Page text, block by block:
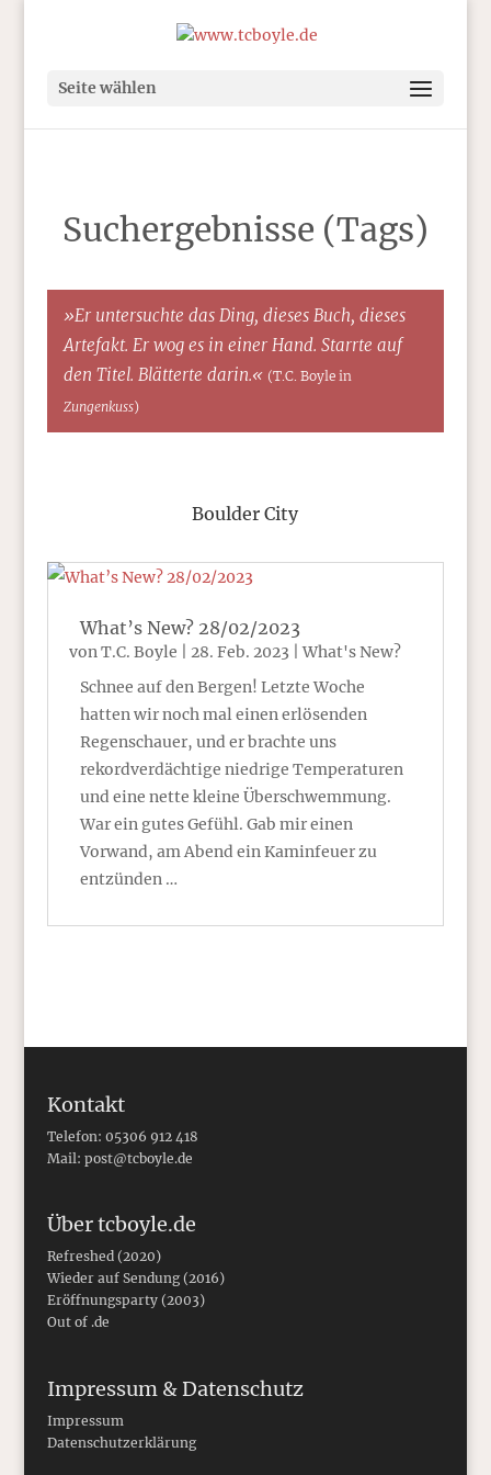
Seite wählen
Suchergebnisse (Tags)
»Er untersuchte das Ding, dieses Buch, dieses
Artefakt. Er wog es in einer Hand. Starrte auf
den Titel. Blätterte darin.« (T.C. Boyle in
Zungenkuss)
Boulder City
What’s New? 28/02/2023
vonT.C. Boyle 28. Feb. 2023 |What's New?
Schnee auf den Bergen! Letzte Woche
hatten wir noch mal einen erlösenden
Regenschauer, und er brachte uns
rekordverdächtige niedrige Temperaturen
und eine nette kleine Überschwemmung.
War ein gutes Gefühl. Gab mir einen
Vorwand, am Abend ein Kaminfeuer zu
entzünden …
Kontakt
Telefon: 05306 912 418
Mail: post@tcboyle.de
Über tcboyle.de
Refreshed (2020)
Wieder auf Sendung (2016)
Eröffnungsparty (2003)
Out of .de
Impressum & Datenschutz
Impressum
Datenschutzerklärung